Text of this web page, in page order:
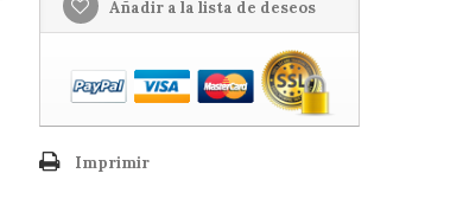
Añadir a la lista de deseos
Imprimir